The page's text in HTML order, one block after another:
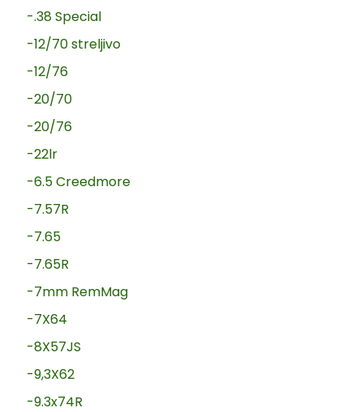
-.38 Special
-12/70 streljivo
-12/76
-20/70
-20/76
-22lr
-6.5 Creedmore
-7.57R
-7.65
-7.65R
-7mm RemMag
-7X64
-8X57JS
-9,3X62
-9.3x74R